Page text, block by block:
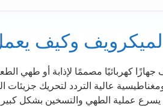
وكيف
جهازًا كهربائيًا مصممًا لإذابة أو طهي
عالية التردد لتحريك
يسرع عملية الطهي والتسخين بشكل